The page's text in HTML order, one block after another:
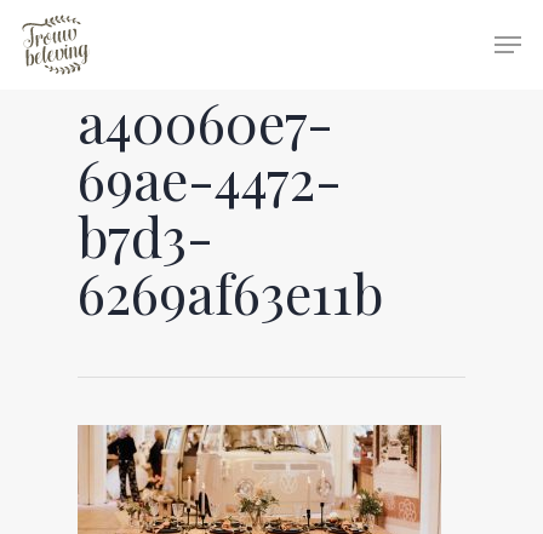
Hit enter to search or ESC to close
a40060e7-
69ae-4472-
b7d3-
6269af63e11b